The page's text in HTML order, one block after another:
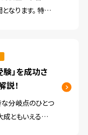
なります。 特に、
に勉強計画を作れ
」を成功さ
説！
分岐点のひとつ
ともいえるイベ